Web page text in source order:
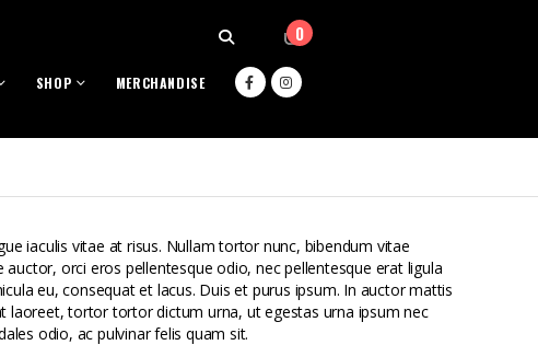
0
SHOP MERCHANDISE
iaculis vitae at risus. Nullam tortor nunc, bibendum vitae
orci eros pellentesque odio, nec pellentesque erat ligula
eu, consequat et lacus. Duis et purus ipsum. In auctor mattis
laoreet, tortor tortor dictum urna, ut egestas urna ipsum nec
odio, ac pulvinar felis quam sit.